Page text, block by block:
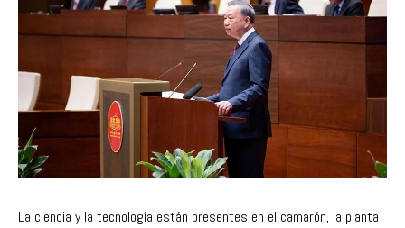
La ciencia y la tecnología están presentes en el camarón, la planta